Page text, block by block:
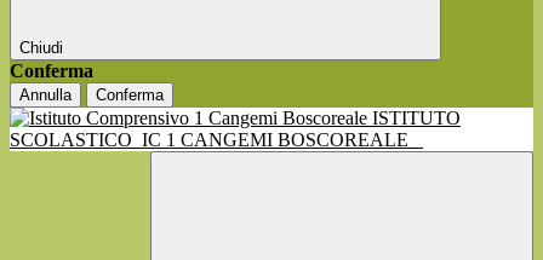
Chiudi
Conferma
Annulla Conferma
ISTITUTO
SCOLASTICO IC 1 CANGEMI BOSCOREALE